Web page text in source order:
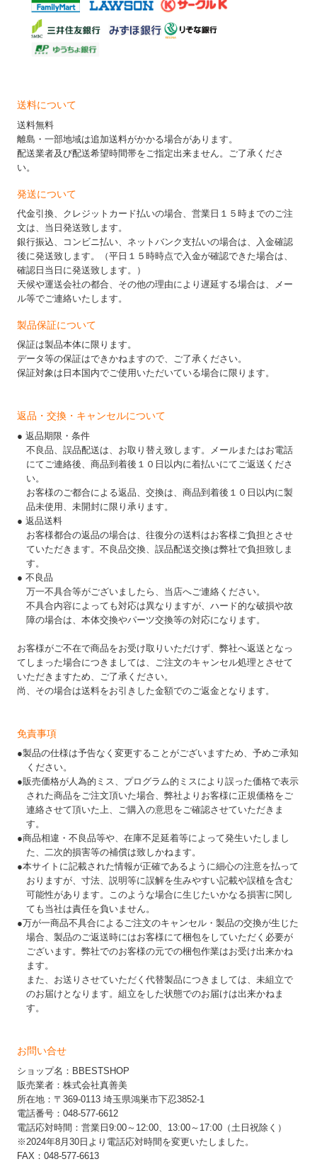
送料について
送料無料
離島・一部地域は追加送料がかかる場合があります。
配送業者及び配送希望時間帯をご指定出来ません。ご了承くださ
い。
発送について
代金引換、クレジットカード払いの場合、営業日１５時までのご注
文は、当日発送致します。
銀行振込、コンビニ払い、ネットバンク支払いの場合は、入金確認
後に発送致します。（平日１５時時点で入金が確認できた場合は、
確認日当日に発送致します。）
天候や運送会社の都合、その他の理由により遅延する場合は、メー
ル等でご連絡いたします。
製品保証について
保証は製品本体に限ります。
データ等の保証はできかねますので、ご了承ください。
保証対象は日本国内でご使用いただいている場合に限ります。
返品・交換・キャンセルについて
● 返品期限・条件
不良品、誤品配送は、お取り替え致します。メールまたはお電話
にてご連絡後、商品到着後１０日以内に着払いにてご返送くださ
い。
お客様のご都合による返品、交換は、商品到着後１０日以内に製
品未使用、未開封に限り承ります。
● 返品送料
お客様都合の返品の場合は、往復分の送料はお客様ご負担とさせ
ていただきます。不良品交換、誤品配送交換は弊社で負担致しま
す。
● 不良品
万一不具合等がございましたら、当店へご連絡ください。
不具合内容によっても対応は異なりますが、ハード的な破損や故
障の場合は、本体交換やパーツ交換等の対応になります。
お客様がご不在で商品をお受け取りいただけず、弊社へ返送となっ
てしまった場合につきましては、ご注文のキャンセル処理とさせて
いただきますため、ご了承ください。
尚、その場合は送料をお引きした金額でのご返金となります。
免責事項
●製品の仕様は予告なく変更することがございますため、予めご承知
ください。
●販売価格が人為的ミス、プログラム的ミスにより誤った価格で表示
された商品をご注文頂いた場合、弊社よりお客様に正規価格をご
連絡させて頂いた上、ご購入の意思をご確認させていただきま
す。
●商品相違・不良品等や、在庫不足延着等によって発生いたしまし
た、二次的損害等の補償は致しかねます。
●本サイトに記載された情報が正確であるように細心の注意を払って
おりますが、寸法、説明等に誤解を生みやすい記載や誤植を含む
可能性があります。このような場合に生じたいかなる損害に関し
ても当社は責任を負いません。
●万が一商品不具合によるご注文のキャンセル・製品の交換が生じた
場合、製品のご返送時にはお客様にて梱包をしていただく必要が
ございます。弊社でのお客様の元での梱包作業はお受け出来かね
ます。
また、お送りさせていただく代替製品につきましては、未組立で
のお届けとなります。組立をした状態でのお届けは出来かねま
す。
お問い合せ
ショップ名：BBESTSHOP
販売業者：株式会社真善美
所在地：〒369-0113 埼玉県鴻巣市下忍3852-1
電話番号：048-577-6612
電話応対時間：営業日9:00～12:00、13:00～17:00（土日祝除く）
※2024年8月30日より電話応対時間を変更いたしました。
FAX：048-577-6613